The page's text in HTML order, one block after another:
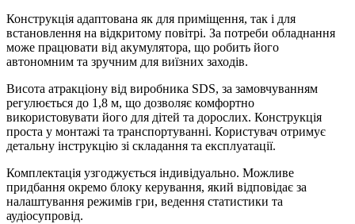
Конструкція адаптована як для приміщення, так і для
встановлення на відкритому повітрі. За потреби обладнання
може працювати від акумулятора, що робить його
автономним та зручним для виїзних заходів.
Висота атракціону від виробника SDS, за замовчуванням
регулюється до 1,8 м, що дозволяє комфортно
використовувати його для дітей та дорослих. Конструкція
проста у монтажі та транспортуванні. Користувач отримує
детальну інструкцію зі складання та експлуатації.
Комплектація узгоджується індивідуально. Можливе
придбання окремо блоку керування, який відповідає за
налаштування режимів гри, ведення статистики та
аудіосупровід.